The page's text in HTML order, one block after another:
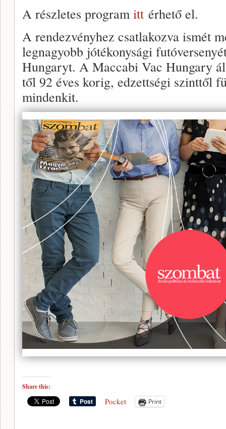
A részletes program itt érhető el.
A rendezvényhez csatlakozva ismét
legnagyobb jótékonysági
Hungaryt. A Maccabi Vac Hungary
től 92 éves korig, edzettségi szinttől
mindenkit.
Share this:
Pocket Print